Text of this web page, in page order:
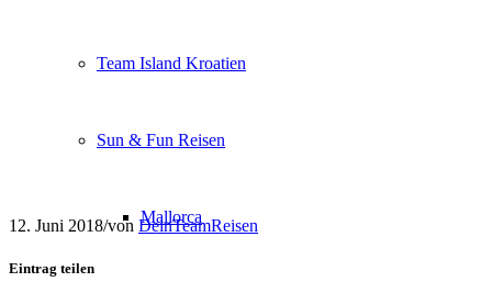
Team Island Kroatien
Sun & Fun Reisen
Mallorca
12. Juni 2018/von DeinTeamReisen
Eintrag teilen